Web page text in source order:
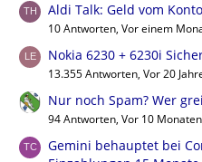
Aldi Talk: Geld vom
10 Antworten, Vor einem
Nokia 6230 + 6230i
13.355 Antworten, Vor 20
Nur noch Spam? Wer
94 Antworten, Vor 10 Monaten
Gemini behauptet bei